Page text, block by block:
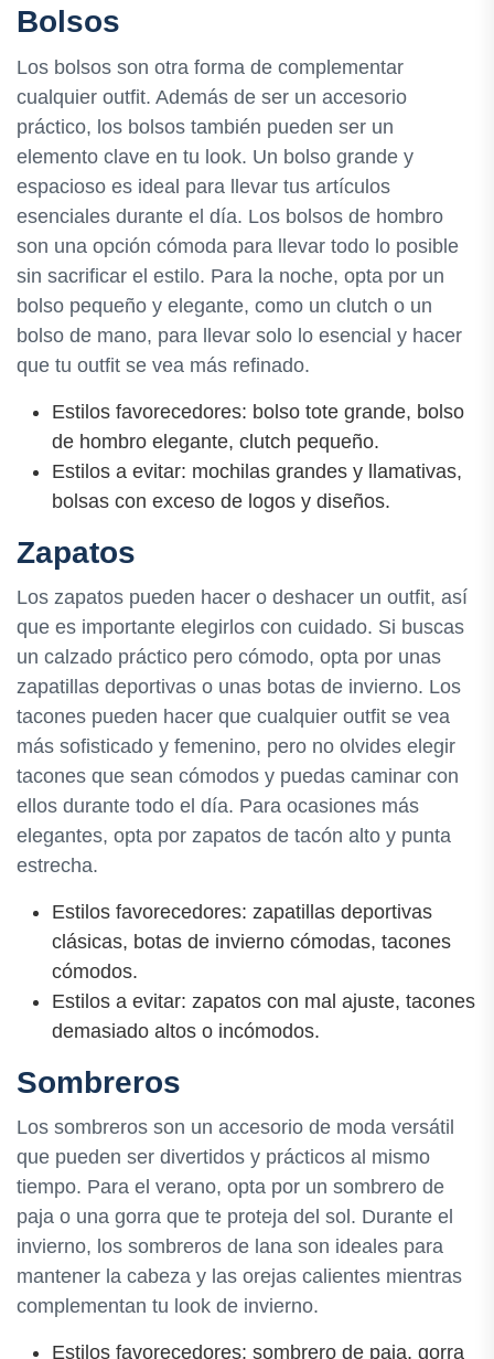
Bolsos
Los bolsos son otra forma de complementar
cualquier outfit. Además de ser un accesorio
práctico, los bolsos también pueden ser un
elemento clave en tu look. Un bolso grande y
espacioso es ideal para llevar tus artículos
esenciales durante el día. Los bolsos de hombro
son una opción cómoda para llevar todo lo posible
sin sacrificar el estilo. Para la noche, opta por un
bolso pequeño y elegante, como un clutch o un
bolso de mano, para llevar solo lo esencial y hacer
que tu outfit se vea más refinado.
Estilos favorecedores: bolso tote grande, bolso
de hombro elegante, clutch pequeño.
Estilos a evitar: mochilas grandes y llamativas,
bolsas con exceso de logos y diseños.
Zapatos
Los zapatos pueden hacer o deshacer un outfit, así
que es importante elegirlos con cuidado. Si buscas
un calzado práctico pero cómodo, opta por unas
zapatillas deportivas o unas botas de invierno. Los
tacones pueden hacer que cualquier outfit se vea
más sofisticado y femenino, pero no olvides elegir
tacones que sean cómodos y puedas caminar con
ellos durante todo el día. Para ocasiones más
elegantes, opta por zapatos de tacón alto y punta
estrecha.
Estilos favorecedores: zapatillas deportivas
clásicas, botas de invierno cómodas, tacones
cómodos.
Estilos a evitar: zapatos con mal ajuste, tacones
demasiado altos o incómodos.
Sombreros
Los sombreros son un accesorio de moda versátil
que pueden ser divertidos y prácticos al mismo
tiempo. Para el verano, opta por un sombrero de
paja o una gorra que te proteja del sol. Durante el
invierno, los sombreros de lana son ideales para
mantener la cabeza y las orejas calientes mientras
complementan tu look de invierno.
Estilos favorecedores: sombrero de paja, gorra